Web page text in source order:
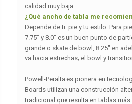
calidad muy baja.
¿Qué ancho de tabla me
Depende de tu pie y tu estilo. Para
7.75″ y 8.0″ es un buen punto de
grande o skate de bowl, 8.25″ en
va hacia estrechas; el bowl y
Powell-Peralta es pionera en
Boards utilizan una construcción
tradicional que resulta en tablas más